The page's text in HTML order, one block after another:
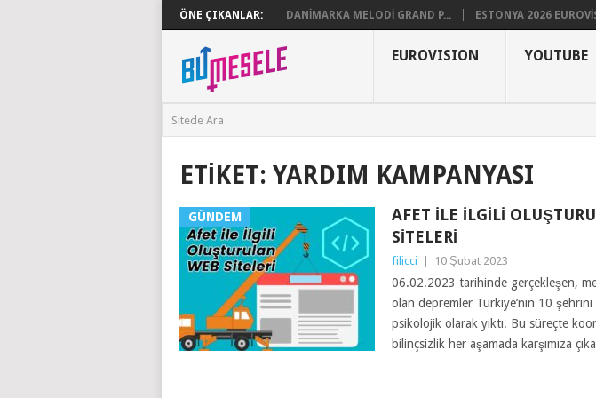
ÖNE ÇIKANLAR: DANIMARKA MELODI GRAND P... ESTONYA 2026
EUROVISION YOUTUBE
ETIKET: YARDIM KAMPANYASI
GÜNDEM
AFET ILE İLGILI
SITELERI
filicci 10 Şubat 2023
06.02.2023 tarihinde gerçekleşen,
olan depremler Türkiye’nin 10
psikolojik olarak yıktı. Bu süreçte
bilinçsizlik her aşamada karşımıza